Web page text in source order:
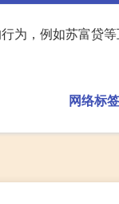
为，例如苏富贷
网络标